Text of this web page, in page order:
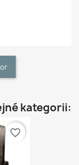
kategorii:
favorite_border